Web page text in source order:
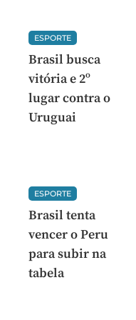
ESPORTE
Brasil busca
vitória e 2º
lugar contra o
Uruguai
ESPORTE
Brasil tenta
vencer o Peru
para subir na
tabela